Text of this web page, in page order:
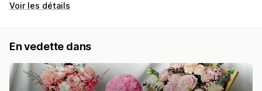
Voir les détails
En vedette dans